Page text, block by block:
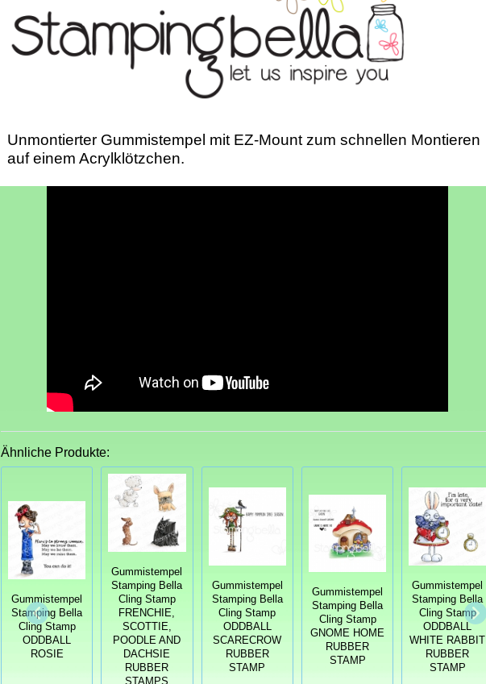
Unmontierter Gummistempel mit EZ-Mount zum schnellen Montieren
auf einem Acrylklötzchen.
Ähnliche Produkte:
Gummistempel
Stamping Bella
Cling Stamp
ODDBALL
ROSIE
Gummistempel
Stamping Bella
Cling Stamp
FRENCHIE,
SCOTTIE,
POODLE AND
DACHSIE
RUBBER
STAMPS
Gummistempel
Stamping Bella
Cling Stamp
ODDBALL
SCARECROW
RUBBER
STAMP
Gummistempel
Stamping Bella
Cling Stamp
GNOME HOME
RUBBER
STAMP
Gummistempel
Stamping Bella
Cling Stamp
ODDBALL
WHITE RABBIT
RUBBER
STAMP